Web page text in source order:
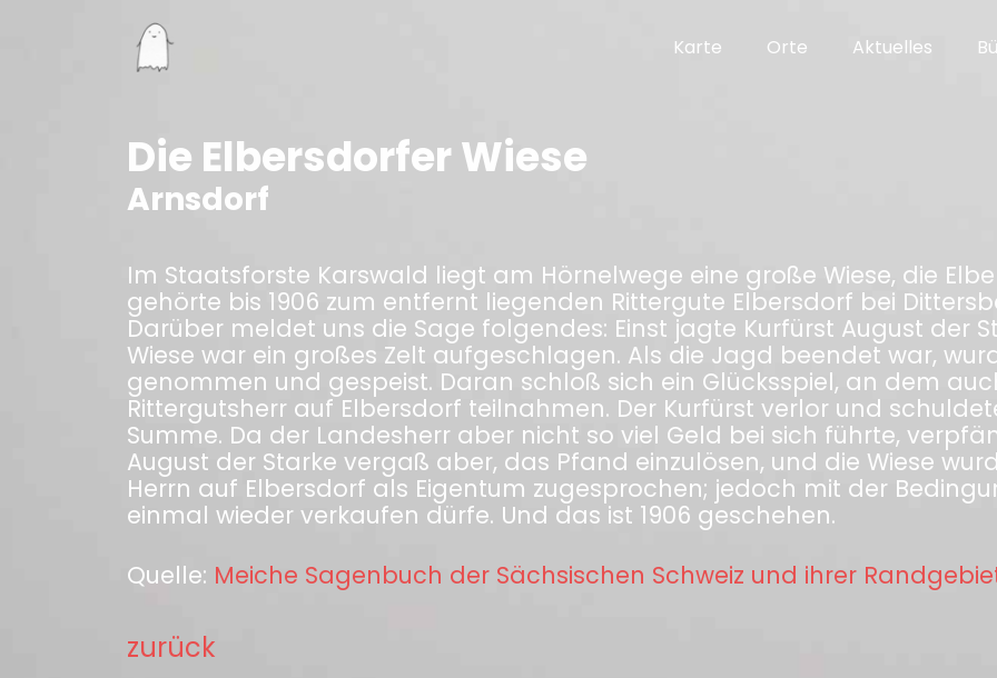
Karte Orte Aktuelles
Die Elbersdorfer Wiese
Arnsdorf
Im Staatsforste Karswald liegt am Hörnelwege eine große Wiese, die
gehörte bis 1906 zum entfernt liegenden Rittergute Elbersdorf bei
Darüber meldet uns die Sage folgendes: Einst jagte Kurfürst August der
Wiese war ein großes Zelt aufgeschlagen. Als die Jagd beendet war,
genommen und gespeist. Daran schloß sich ein Glücksspiel, an dem
Rittergutsherr auf Elbersdorf teilnahmen. Der Kurfürst verlor und
Summe. Da der Landesherr aber nicht so viel Geld bei sich führte,
August der Starke vergaß aber, das Pfand einzulösen, und die Wiese
Herrn auf Elbersdorf als Eigentum zugesprochen; jedoch mit der
einmal wieder verkaufen dürfe. Und das ist 1906 geschehen.
Quelle: Meiche Sagenbuch der Sächsischen Schweiz und ihrer
zurück